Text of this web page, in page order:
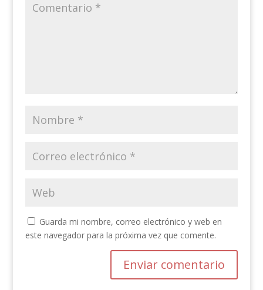
Guarda mi nombre, correo electrónico y web en
este navegador para la próxima vez que comente.